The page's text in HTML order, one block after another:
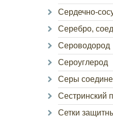
Сердечно-
Серебро,
Сероводород
Сероуглерод
Серы
Сестринский
Сетки